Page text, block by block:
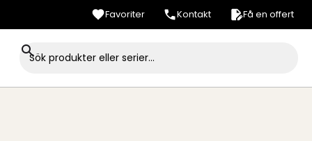
Favoriter Kontakt Få en offert